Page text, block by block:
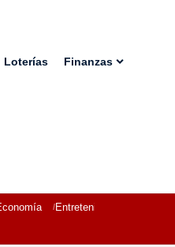
Loterías Finanzas
Entretenimiento